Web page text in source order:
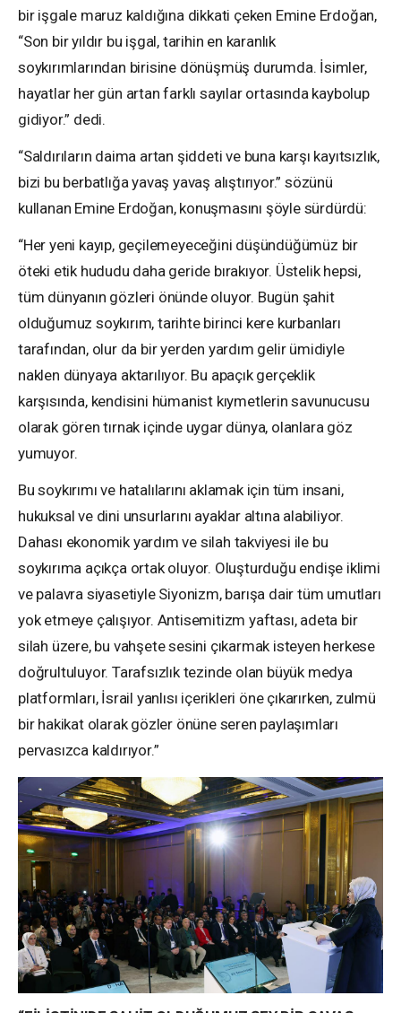
bir işgale maruz kaldığına dikkati çeken Emine Erdoğan,
“Son bir yıldır bu işgal, tarihin en karanlık
soykırımlarından birisine dönüşmüş durumda. İsimler,
hayatlar her gün artan farklı sayılar ortasında kaybolup
gidiyor.” dedi.
“Saldırıların daima artan şiddeti ve buna karşı kayıtsızlık,
bizi bu berbatlığa yavaş yavaş alıştırıyor.” sözünü
kullanan Emine Erdoğan, konuşmasını şöyle sürdürdü:
“Her yeni kayıp, geçilemeyeceğini düşündüğümüz bir
öteki etik hududu daha geride bırakıyor. Üstelik hepsi,
tüm dünyanın gözleri önünde oluyor. Bugün şahit
olduğumuz soykırım, tarihte birinci kere kurbanları
tarafından, olur da bir yerden yardım gelir ümidiyle
naklen dünyaya aktarılıyor. Bu apaçık gerçeklik
karşısında, kendisini hümanist kıymetlerin savunucusu
olarak gören tırnak içinde uygar dünya, olanlara göz
yumuyor.
Bu soykırımı ve hatalılarını aklamak için tüm insani,
hukuksal ve dini unsurlarını ayaklar altına alabiliyor.
Dahası ekonomik yardım ve silah takviyesi ile bu
soykırıma açıkça ortak oluyor. Oluşturduğu endişe iklimi
ve palavra siyasetiyle Siyonizm, barışa dair tüm umutları
yok etmeye çalışıyor. Antisemitizm yaftası, adeta bir
silah üzere, bu vahşete sesini çıkarmak isteyen herkese
doğrultuluyor. Tarafsızlık tezinde olan büyük medya
platformları, İsrail yanlısı içerikleri öne çıkarırken, zulmü
bir hakikat olarak gözler önüne seren paylaşımları
pervasızca kaldırıyor.”